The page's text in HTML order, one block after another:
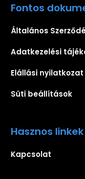
Fontos
Általános
Adatkezelési
Elállási nyilatkozat
Süti beállítások
Hasznos linkek
Kapcsolat